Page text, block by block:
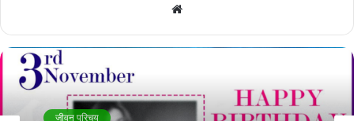
Website
जीवन परिचय